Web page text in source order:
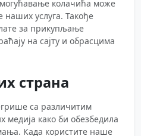
колачића може
наших услуга. Такође
за прикупљање
на сајту и обрасцима
страна
са различитим
како би обезбедила
Када користите наше